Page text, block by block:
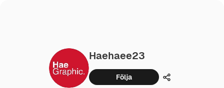
Haehaee23
Följa Dela